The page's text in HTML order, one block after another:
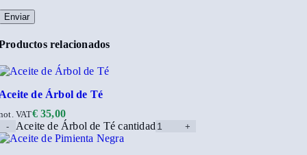
relacionados
de Árbol de Té
€35,00
VAT
Aceite de Árbol de Té cantidad